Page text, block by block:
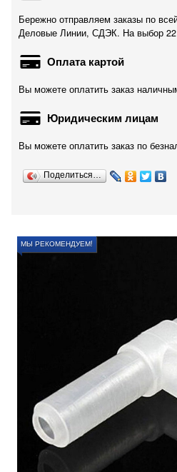
Бережно отправляем заказы по
Деловые Линии, СДЭК. На выбор 22
Оплата картой
Вы можете оплатить заказ
Юридическим лицам
Вы можете оплатить заказ по
Поделиться…
МЫ РЕКОМЕНДУЕМ!